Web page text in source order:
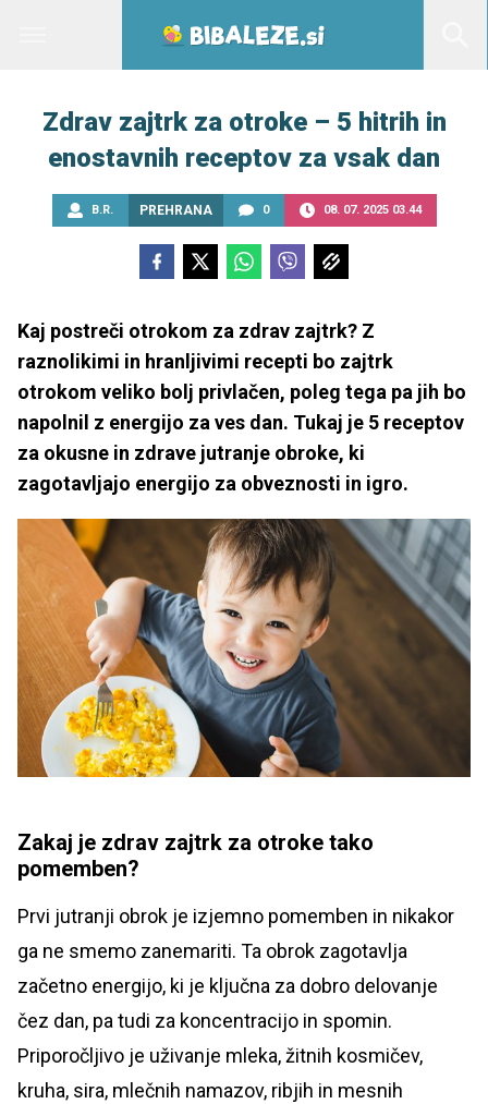
Zdrav zajtrk za otroke – 5 hitrih in
enostavnih receptov za vsak dan
B.R. PREHRANA 0 08. 07. 2025 03.44
Kaj postreči otrokom za zdrav zajtrk? Z
raznolikimi in hranljivimi recepti bo zajtrk
otrokom veliko bolj privlačen, poleg tega pa jih bo
napolnil z energijo za ves dan. Tukaj je 5 receptov
za okusne in zdrave jutranje obroke, ki
zagotavljajo energijo za obveznosti in igro.
Zakaj je zdrav zajtrk za otroke tako
pomemben?
Prvi jutranji obrok je izjemno pomemben in nikakor
ga ne smemo zanemariti. Ta obrok zagotavlja
začetno energijo, ki je ključna za dobro delovanje
čez dan, pa tudi za koncentracijo in spomin.
Priporočljivo je uživanje mleka, žitnih kosmičev,
kruha, sira, mlečnih namazov, ribjih in mesnih